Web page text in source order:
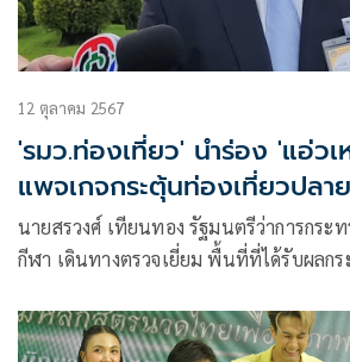
12 ตุลาคม 2567
'รมว.ท่องเที่ยว' นำร่อง 'แอ่ว
แพจเกจกระตุ้นท่องเที่ยวปลา
นายสรวงศ์ เทียนทอง รัฐมนตรีว่าการกระ
กีฬา เดินทางตรวจเยี่ยม พื้นที่ที่ได้รับผลก
ต.ค.67 ในสถานที่ท่องเที่ยว